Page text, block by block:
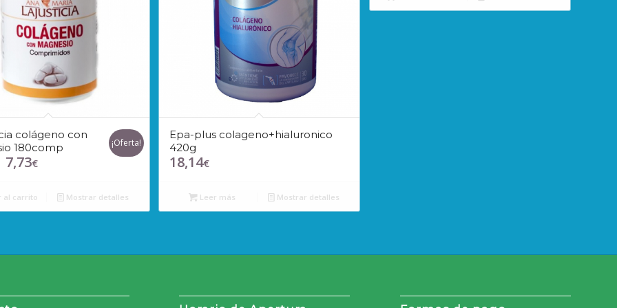
colágeno con
180comp
7,73€El
actual
es:
¡Oferta!
al carrito Mostrar detalles
Epa-plus colageno+hialuronico
420g
18,14€
Leer más Mostrar detalles